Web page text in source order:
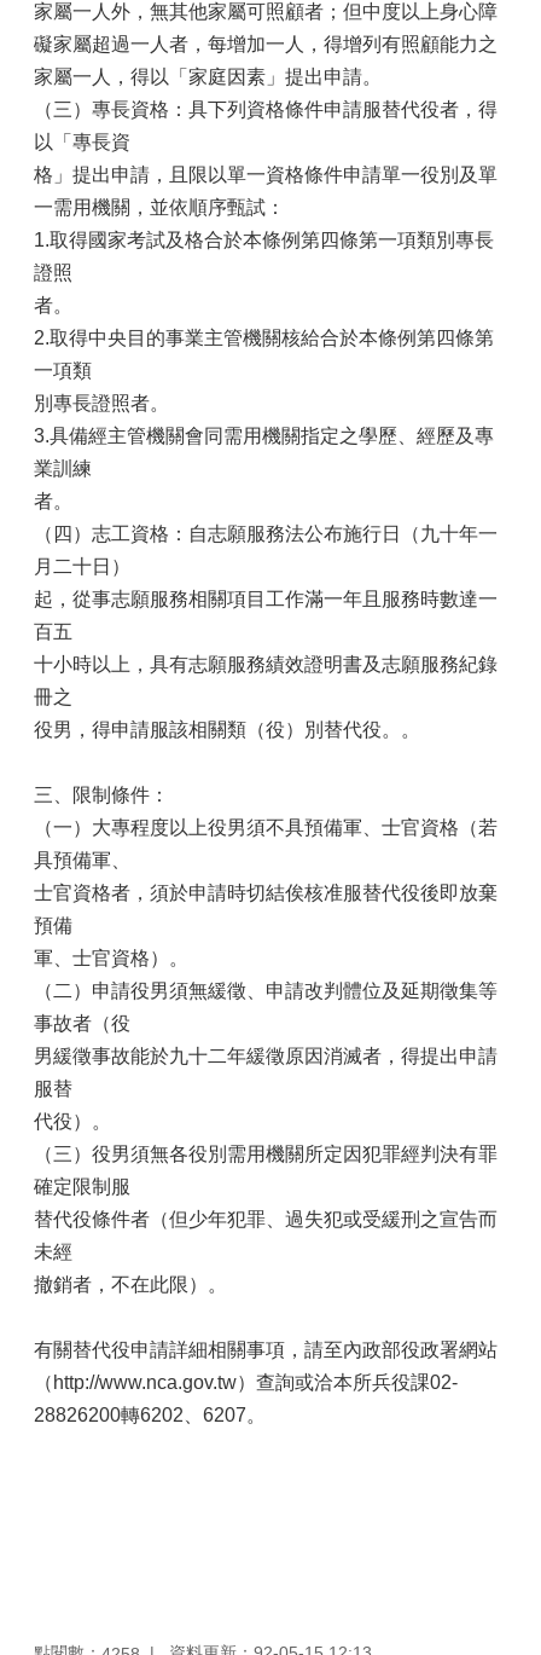
家屬一人外，無其他家屬可照顧者；但中度以上身心障
礙家屬超過一人者，每增加一人，得增列有照顧能力之
家屬一人，得以「家庭因素」提出申請。
（三）專長資格：具下列資格條件申請服替代役者，得
以「專長資
格」提出申請，且限以單一資格條件申請單一役別及單
一需用機關，並依順序甄試：
1.取得國家考試及格合於本條例第四條第一項類別專長
證照
者。
2.取得中央目的事業主管機關核給合於本條例第四條第
一項類
別專長證照者。
3.具備經主管機關會同需用機關指定之學歷、經歷及專
業訓練
者。
（四）志工資格：自志願服務法公布施行日（九十年一
月二十日）
起，從事志願服務相關項目工作滿一年且服務時數達一
百五
十小時以上，具有志願服務績效證明書及志願服務紀錄
冊之
役男，得申請服該相關類（役）別替代役。。
三、限制條件：
（一）大專程度以上役男須不具預備軍、士官資格（若
具預備軍、
士官資格者，須於申請時切結俟核准服替代役後即放棄
預備
軍、士官資格）。
（二）申請役男須無緩徵、申請改判體位及延期徵集等
事故者（役
男緩徵事故能於九十二年緩徵原因消滅者，得提出申請
服替
代役）。
（三）役男須無各役別需用機關所定因犯罪經判決有罪
確定限制服
替代役條件者（但少年犯罪、過失犯或受緩刑之宣告而
未經
撤銷者，不在此限）。
有關替代役申請詳細相關事項，請至內政部役政署網站
（http://www.nca.gov.tw）查詢或洽本所兵役課02-
28826200轉6202、6207。